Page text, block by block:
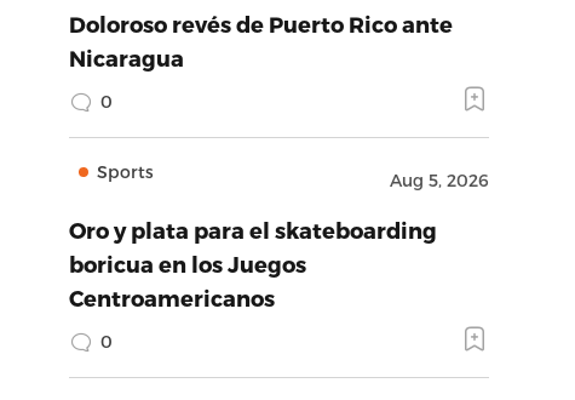
Doloroso revés de Puerto Rico ante
Nicaragua
0
Sports Aug 5, 2026
Oro y plata para el skateboarding
boricua en los Juegos
Centroamericanos
0